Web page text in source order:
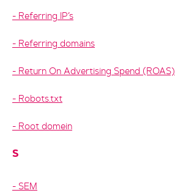
Referring IP’s
Referring domains
Return On Advertising Spend (ROAS)
Robots.txt
Root domein
S
SEM